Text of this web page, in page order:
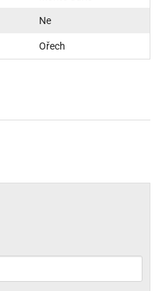
Ne
Ořech